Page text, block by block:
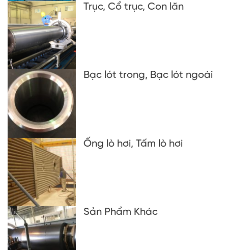
Trục, Cổ trục, Con lăn
Bạc lót trong, Bạc lót ngoài
Ống lò hơi, Tấm lò hơi
Sản Phẩm Khác